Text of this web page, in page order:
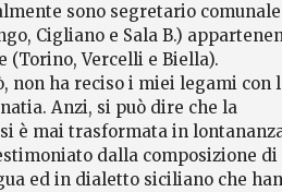
sono segretario
Cigliano e Sala B.)
(Torino, Vercelli e Biella).
non ha reciso i miei legami con
Anzi, si può dire che la
è mai trasformata in
dalla composizione di
ed in dialetto siciliano che